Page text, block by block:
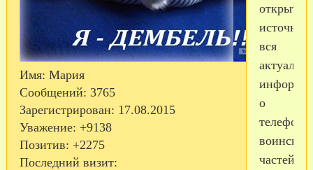
Имя: Мария
Сообщений: 3765
Зарегистрирован: 17.08.2015
Уважение: +9138
Позитив: +2275
Последний визит:
открытых
вся
о
воинских
частей